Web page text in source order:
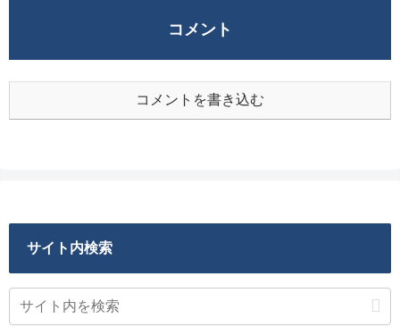
コメント
コメントを書き込む
サイト内検索